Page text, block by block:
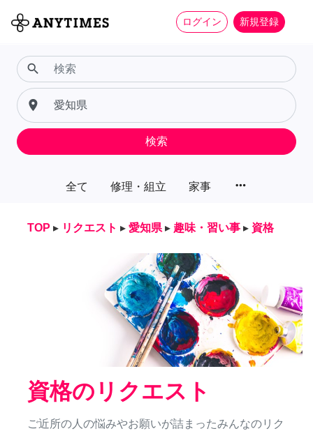
ログイン 新規登録
全て 修理・組立 家事 more_horiz
search
place
検索
TOP ▸ リクエスト ▸ 愛知県 ▸ 趣味・習い事 ▸ 資格
資格のリクエスト
ご近所の人の悩みやお願いが詰まったみんなのリク